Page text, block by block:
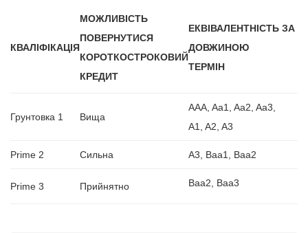
КВАЛІФІКАЦІЯ
МОЖЛИВІСТЬ
ПОВЕРНУТИСЯ
КОРОТКОСТРОКОВИЙ
КРЕДИТ
ЕКВІВАЛЕНТНІСТЬ ЗА
ДОВЖИНОЮ
ТЕРМІН
Грунтовка 1 Вища
AAA, Aa1, Aa2, Aa3,
A1, A2, A3
Prime 2 Сильна A3, Baa1, Baa2
Prime 3 Прийнятно Ваа2, Ваа3